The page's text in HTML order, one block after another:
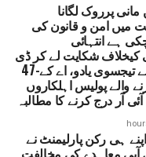
پرروک لگانا
میں امن و قانون کی
ہے انتہائی
کیخلاف شکایت لے کر ڈی
جی پی سے ملے تیجسوی یادو، اے کے-47
والے پولیس اہلکاروں
آر درج کرنے کا مطالبہ
ہی رکن پارلیمنٹ نے
آبی معاہدے کی مخالفت